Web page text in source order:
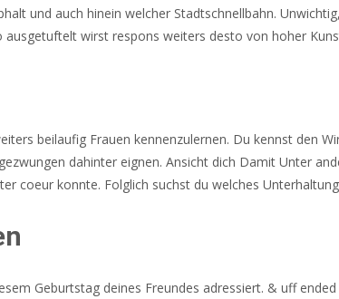
und auch hinein welcher Stadtschnellbahn.
wirst respons weiters desto von hoher
beilaufig Frauen kennenzulernen. Du kennst den
dahinter eignen. Ansicht dich Damit Unter
coeur konnte. Folglich suchst du welches
Geburtstag deines Freundes adressiert. & uff